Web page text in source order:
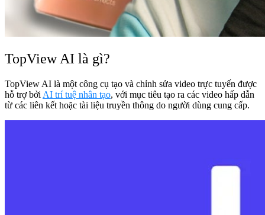
TopView AI là gì?
TopView AI là một công cụ tạo và chỉnh sửa video trực tuyến được
hỗ trợ bởi AI trí tuệ nhân tạo, với mục tiêu tạo ra các video hấp dẫn
từ các liên kết hoặc tài liệu truyền thông do người dùng cung cấp.